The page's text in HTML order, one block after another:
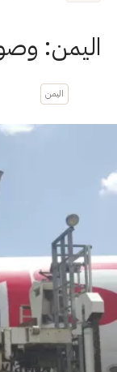
اليمن:
اليمن